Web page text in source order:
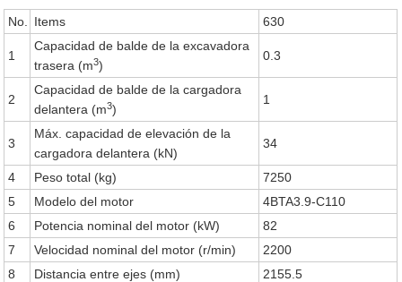
No.
Items 630
1
Capacidad de balde de la excavadora
trasera (m3)
0.3
2
Capacidad de balde de la cargadora
delantera (m3)
1
3
Máx. capacidad de elevación de la
cargadora delantera (kN)
34
4 Peso total (kg)
7250
5
Modelo del motor
4BTA3.9-C110
6
Potencia nominal del motor (kW)
82
7
Velocidad nominal del motor (r/min)
2200
8
Distancia entre ejes (mm) 2155.5